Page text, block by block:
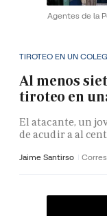
Agentes de la
TIROTEO EN UN
Al menos
tiroteo en
El atacante, un
de acudir a al
Jaime Santirso